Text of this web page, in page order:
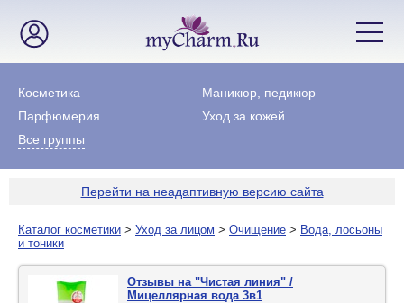
Косметика
Маникюр, педикюр
Парфюмерия
Уход за кожей
Все группы
Перейти на неадаптивную версию сайта
Каталог косметики > Уход за лицом > Очищение > Вода, лосьоны
и тоники
Отзывы на "Чистая линия" /
Мицеллярная вода 3в1